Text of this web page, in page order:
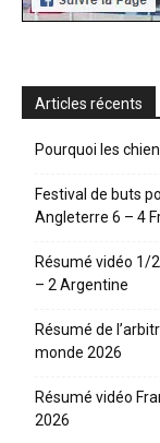
Articles récents
Pourquoi les
Festival de buts
Angleterre 6 – 4
Résumé vidéo 1/
– 2 Argentine
Résumé de
monde 2026
Résumé vidéo
2026